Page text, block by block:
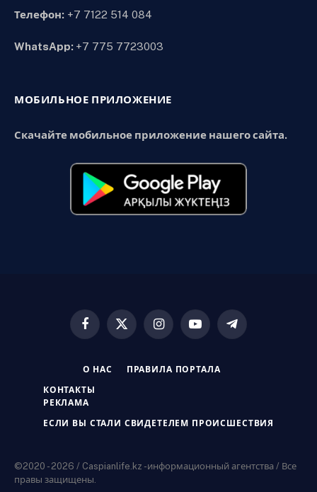
Телефон: +7 7122 514 084
WhatsApp: +7 775 7723003
МОБИЛЬНОЕ ПРИЛОЖЕНИЕ
Скачайте мобильное приложение нашего сайта.
Facebook
X
InstagramYouTubeTelegram
О НАС ПРАВИЛА ПОРТАЛА
КОНТАКТЫ
РЕКЛАМА
ЕСЛИ ВЫ СТАЛИ СВИДЕТЕЛЕМ ПРОИСШЕСТВИЯ
©2020 - 2026 / Caspianlife.kz -информационный агентства / Все
правы защищены.